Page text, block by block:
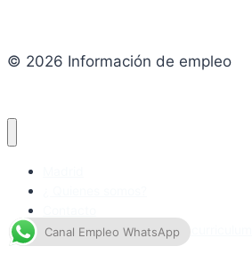
© 2026 Información de empleo
Canal Empleo WhatsApp
¿Cómo preparar un buen curriculum?